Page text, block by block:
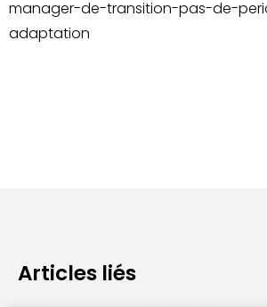
manager-de-transition-pas-de-
adaptation
Articles liés